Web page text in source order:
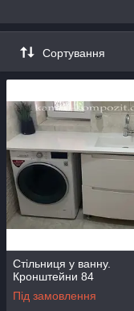
конфігурацій.
Її замовляють не
саме те, що хотіли.
Нижче
замовників.
Сортування
Стільниця у ванну.
Кронштейни 84
Під замовлення